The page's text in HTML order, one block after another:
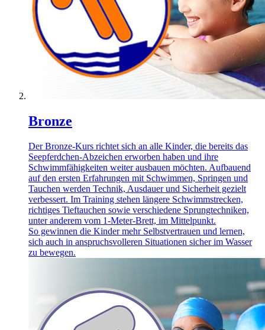
Bronze
Der Bronze-Kurs richtet sich an alle Kinder, die bereits das
Seepferdchen-Abzeichen erworben haben und ihre
Schwimmfähigkeiten weiter ausbauen möchten. Aufbauend
auf den ersten Erfahrungen mit Schwimmen, Springen und
Tauchen werden Technik, Ausdauer und Sicherheit gezielt
verbessert. Im Training stehen längere Schwimmstrecken,
richtiges Tieftauchen sowie verschiedene Sprungtechniken,
unter anderem vom 1-Meter-Brett, im Mittelpunkt.
So gewinnen die Kinder mehr Selbstvertrauen und lernen,
sich auch in anspruchsvolleren Situationen sicher im Wasser
zu bewegen.